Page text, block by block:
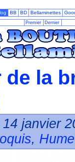
BB BD Bellaminettes
Premier Dernier
de la
janvier
,